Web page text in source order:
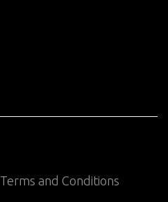
Terms and Conditions